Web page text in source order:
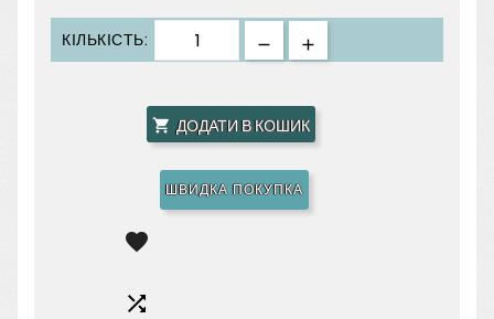
КІЛЬКІСТЬ:
 ДОДАТИ В КОШИК
ШВИДКА ПОКУПКА

